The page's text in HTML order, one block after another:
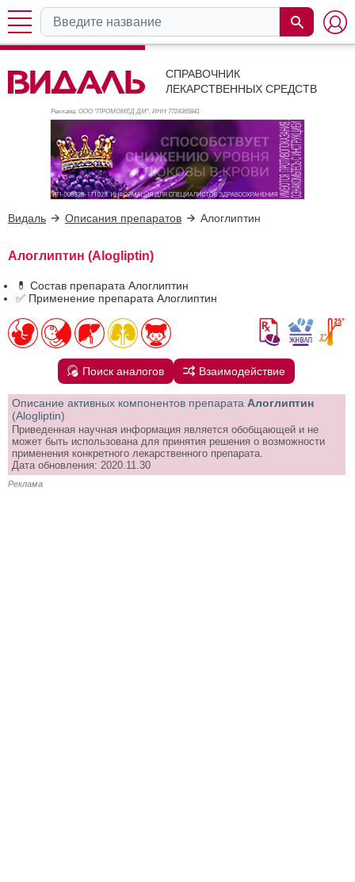
СПРАВОЧНИК
ЛЕКАРСТВЕННЫХ СРЕДСТВ
Реклама. ООО "ПРОМОМЕД ДМ", ИНН 7724365841
Видаль Описания препаратов Алоглиптин
Алоглиптин (Alogliptin)
💊 Состав препарата Алоглиптин
✅ Применение препарата Алоглиптин
Поиск аналогов Взаимодействие
Описание активных компонентов препарата Алоглиптин
(Alogliptin)
Приведенная научная информация является обобщающей и не
может быть использована для принятия решения о возможности
применения конкретного лекарственного препарата.
Дата обновления: 2020.11.30
Реклама